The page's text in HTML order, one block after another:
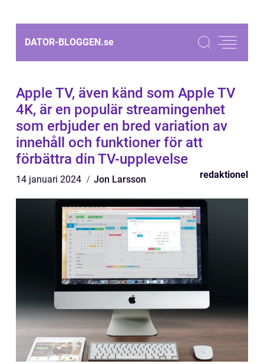
DATOR-BLOGGEN.se
Apple TV, även känd som Apple TV
4K, är en populär streamingenhet
som erbjuder en bred variation av
innehåll och funktioner för att
förbättra din TV-upplevelse
14 januari 2024 Jon Larsson redaktionel